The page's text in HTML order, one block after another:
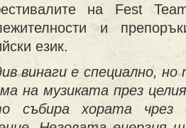
на Fest
и
език.
винаги е специално, но
на музиката през
събира хората чрез